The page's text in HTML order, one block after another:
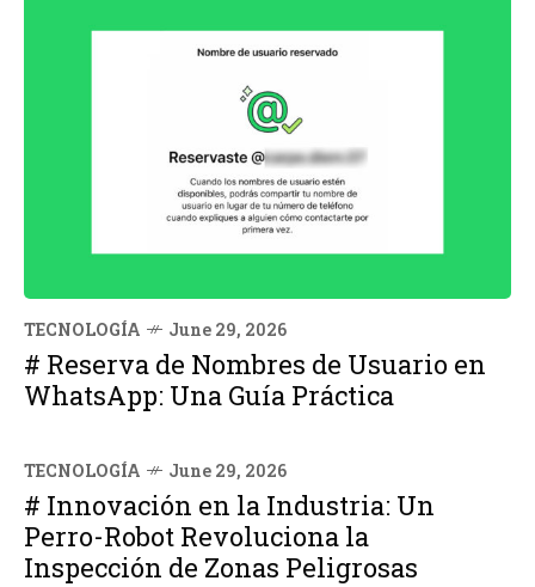
TECNOLOGÍA June 29, 2026
# Reserva de Nombres de Usuario en
WhatsApp: Una Guía Práctica
TECNOLOGÍA June 29, 2026
# Innovación en la Industria: Un
Perro-Robot Revoluciona la
Inspección de Zonas Peligrosas